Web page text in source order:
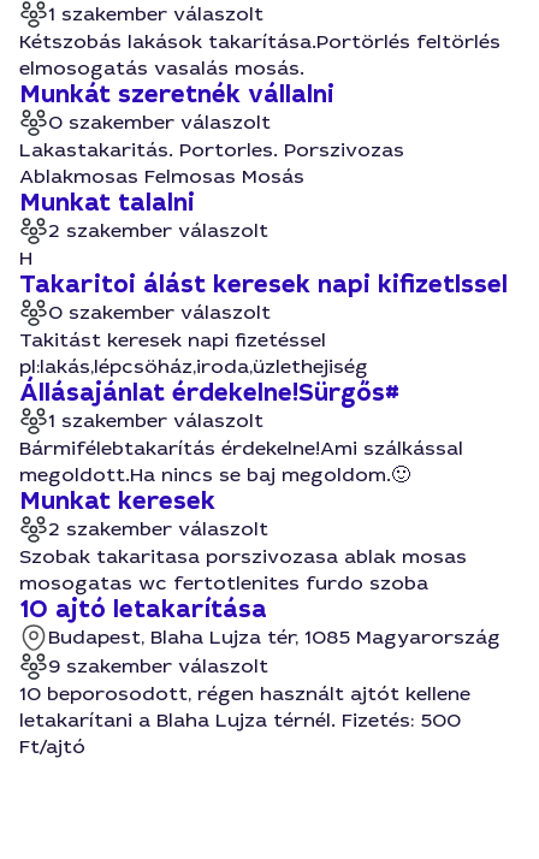
1 szakember válaszolt
Kétszobás lakások takarítása.Portörlés feltörlés
elmosogatás vasalás mosás.
Munkát szeretnék vállalni
0 szakember válaszolt
Lakastakaritás. Portorles. Porszivozas
Ablakmosas Felmosas Mosás
Munkat talalni
2 szakember válaszolt
H
Takaritoi álást keresek napi kifizetlssel
0 szakember válaszolt
Takitást keresek napi fizetéssel
pl:lakás,lépcsöház,iroda,üzlethejiség
Állásajánlat érdekelne!Sürgős#
1 szakember válaszolt
Bármifélebtakarítás érdekelne!Ami szálkással
megoldott.Ha nincs se baj megoldom.🙂
Munkat keresek
2 szakember válaszolt
Szobak takaritasa porszivozasa ablak mosas
mosogatas wc fertotlenites furdo szoba
10 ajtó letakarítása
Budapest, Blaha Lujza tér, 1085 Magyarország
9 szakember válaszolt
10 beporosodott, régen használt ajtót kellene
letakarítani a Blaha Lujza térnél. Fizetés: 500
Ft/ajtó